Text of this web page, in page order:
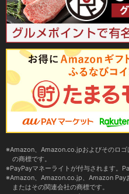
Amazon、Amazon.co.jpおよびそのロ
の商標です。
PayPayマネーライトが付与されます。
Amazon、Amazon.co.jp、Amazon Pay
またはその関連会社の商標です。